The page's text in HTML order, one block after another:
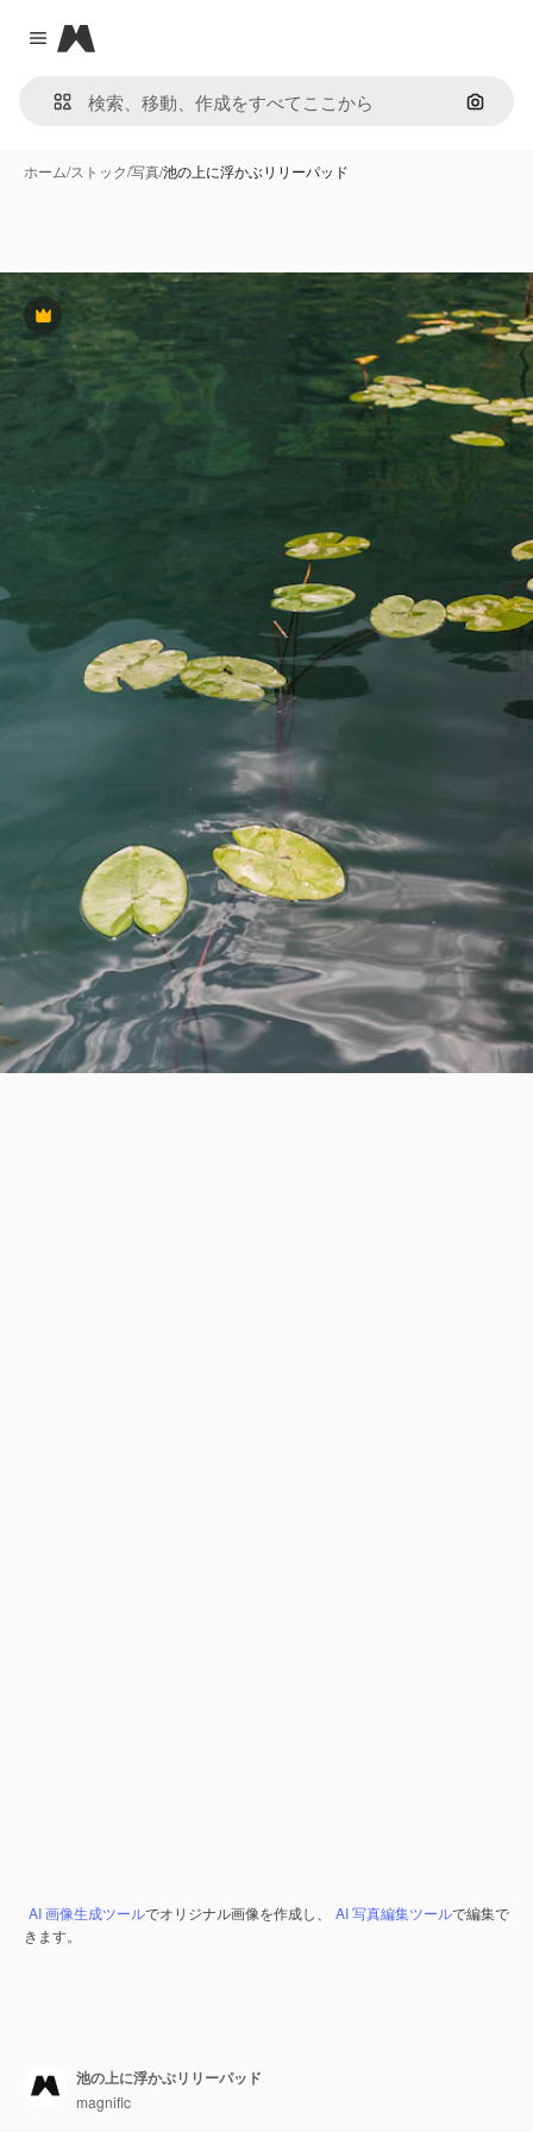
Close menu
Magnific
画像で
ホーム/ストック/写真/池の上に浮かぶリリーパッド
Premium
AI 画像生成ツールでオリジナル画像を作成し、 AI 写真編集ツールで編集で
きます。
池の上に浮かぶリリーパッド
magnific